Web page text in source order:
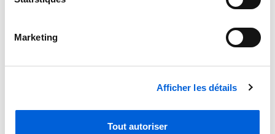
Marketing
Afficher les détails
Tout autoriser